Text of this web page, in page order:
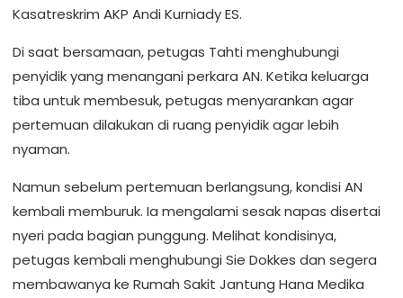
Kasatreskrim AKP Andi Kurniady ES.
Di saat bersamaan, petugas Tahti menghubungi
penyidik yang menangani perkara AN. Ketika keluarga
tiba untuk membesuk, petugas menyarankan agar
pertemuan dilakukan di ruang penyidik agar lebih
nyaman.
Namun sebelum pertemuan berlangsung, kondisi AN
kembali memburuk. Ia mengalami sesak napas disertai
nyeri pada bagian punggung. Melihat kondisinya,
petugas kembali menghubungi Sie Dokkes dan segera
membawanya ke Rumah Sakit Jantung Hana Medika